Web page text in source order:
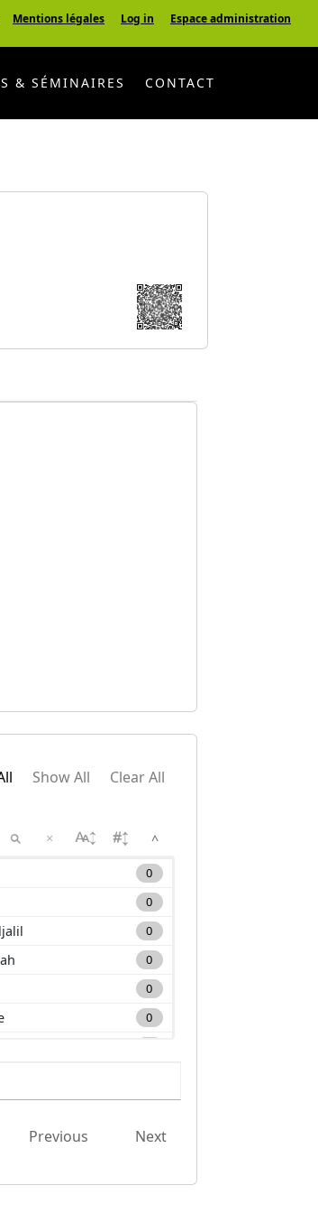
Mentions légales Log in Espace administration
& SÉMINAIRES CONTACT
Clear All
Show All
×
^
0
0
0
0
0
0
0
0
0
Previous Next